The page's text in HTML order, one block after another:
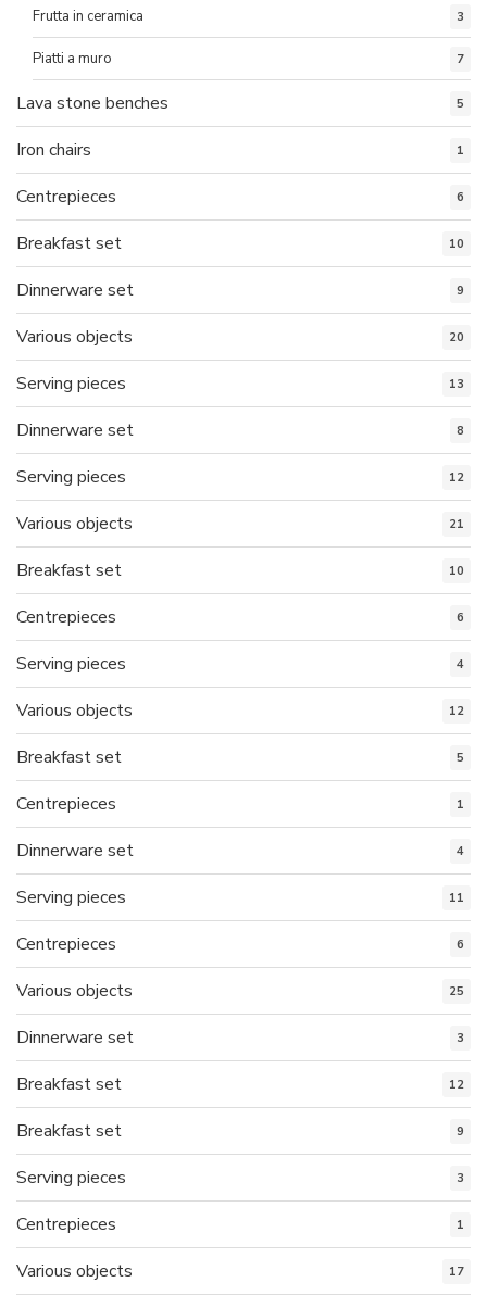
Frutta in ceramica 3
Piatti a muro 7
Lava stone benches 5
Iron chairs 1
Centrepieces 6
Breakfast set 10
Dinnerware set 9
Various objects 20
Serving pieces 13
Dinnerware set 8
Serving pieces 12
Various objects 21
Breakfast set 10
Centrepieces 6
Serving pieces 4
Various objects 12
Breakfast set 5
Centrepieces 1
Dinnerware set 4
Serving pieces 11
Centrepieces 6
Various objects 25
Dinnerware set 3
Breakfast set 12
Breakfast set 9
Serving pieces 3
Centrepieces 1
Various objects 17